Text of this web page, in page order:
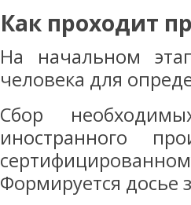
Как проходит
На начальном
человека для
Сбор
иностранного
Формируется досье